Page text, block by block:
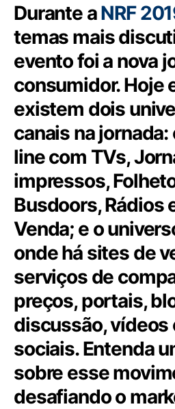
Durante aNRF
temas mais
evento foi a nova
consumidor. Hoje
existem dois
canais na jornada:
linecom TVs,
impressos,
Busdoors, Rádios
Venda; e o
onde há sites de
serviços de
preços, portais,
discussão, vídeos
sociais. Entenda
sobre esse
desafiando o